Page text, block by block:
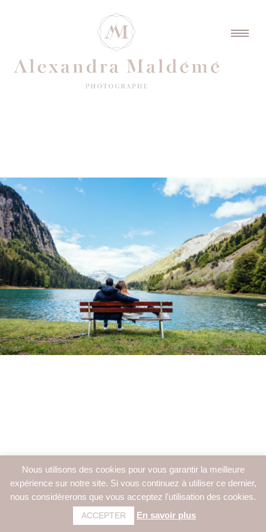
Nous utilisons des cookies pour vous garantir la meilleure
expérience sur notre site. Si vous continuez à utiliser ce dernier,
nous considérerons que vous acceptez l'utilisation des cookies.
ACCEPTER En savoir plus